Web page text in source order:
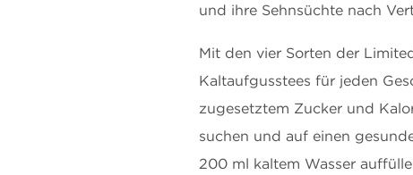
und ihre Sehnsüchte nach
Mit den vier Sorten der
Kaltaufgusstees für jeden
zugesetztem Zucker und
suchen und auf einen
200 ml kaltem Wasser